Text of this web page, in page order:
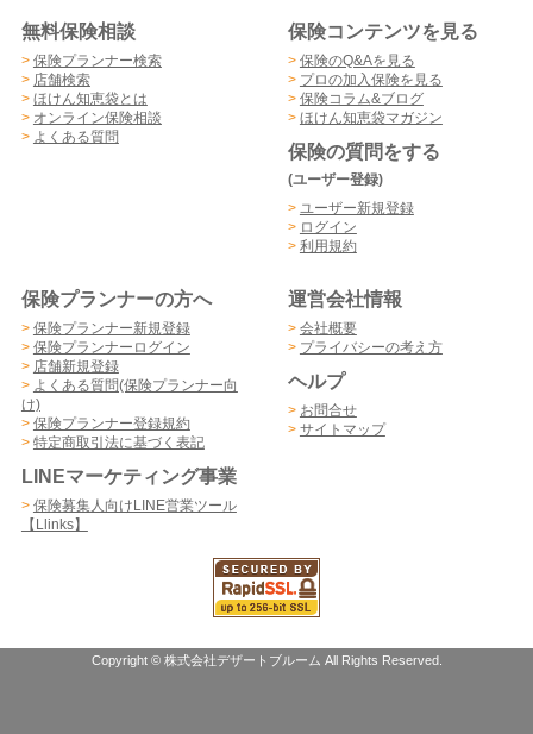
無料保険相談
> 保険プランナー検索
> 店舗検索
> ほけん知恵袋とは
> オンライン保険相談
> よくある質問
保険コンテンツを見る
> 保険のQ&Aを見る
> プロの加入保険を見る
> 保険コラム&ブログ
> ほけん知恵袋マガジン
保険の質問をする
(ユーザー登録)
> ユーザー新規登録
> ログイン
> 利用規約
保険プランナーの方へ
> 保険プランナー新規登録
> 保険プランナーログイン
> 店舗新規登録
> よくある質問(保険プランナー向
け)
> 保険プランナー登録規約
> 特定商取引法に基づく表記
LINEマーケティング事業
> 保険募集人向けLINE営業ツール
【Llinks】
運営会社情報
> 会社概要
> プライバシーの考え方
ヘルプ
> お問合せ
> サイトマップ
Copyright © 株式会社デザートブルーム All Rights Reserved.